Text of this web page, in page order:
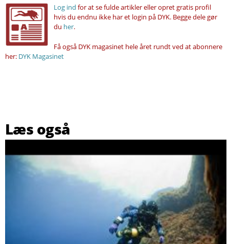
Log ind for at se fulde artikler eller opret gratis profil
hvis du endnu ikke har et login på DYK. Begge dele gør
du her.
Få også DYK magasinet hele året rundt ved at abonnere
her: DYK Magasinet
Læs også